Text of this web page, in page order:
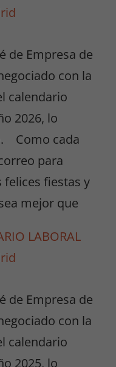
de Empresa de
con la
calendario
2026, lo
Como cada
para
felices fiestas y
mejor que
LABORAL
de Empresa de
con la
calendario
2025, lo